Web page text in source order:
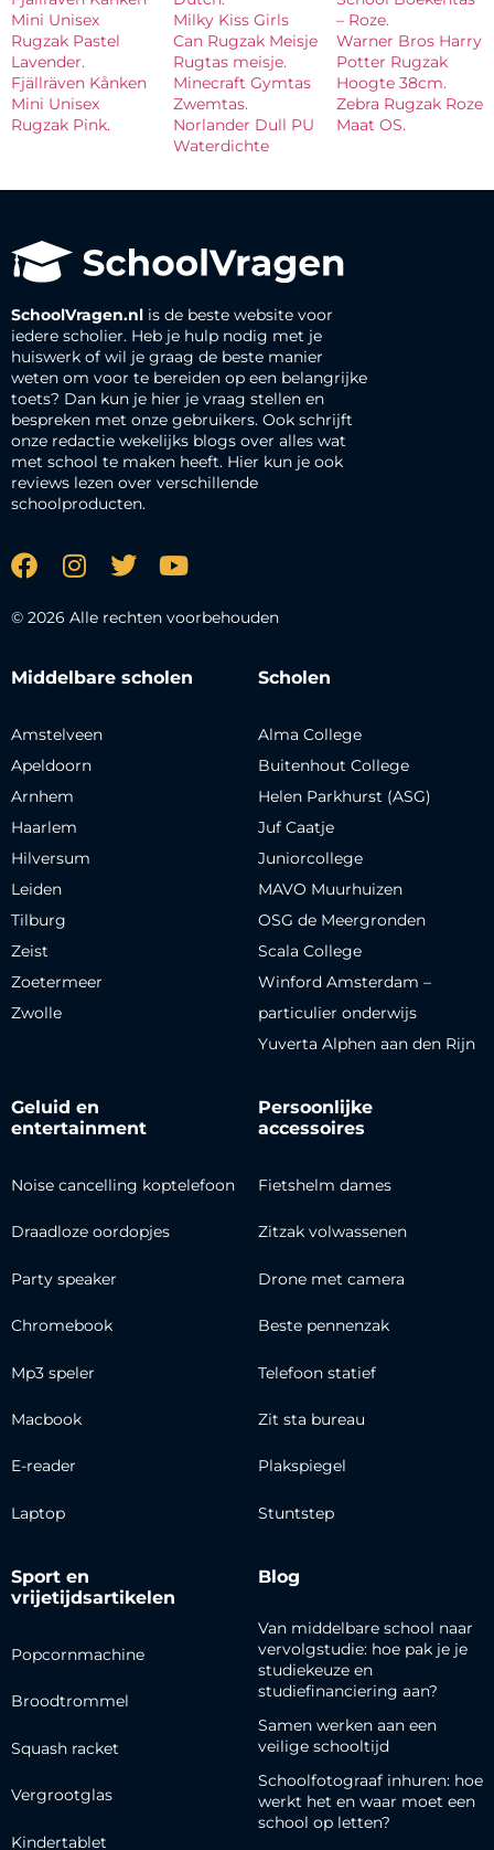
Mini Unisex
Rugzak Pastel
Lavender.
Fjällräven Kånken
Mini Unisex
Rugzak Pink.
Milky Kiss Girls
Can Rugzak Meisje
Rugtas meisje.
Minecraft Gymtas
Zwemtas.
Norlander Dull PU
Waterdichte
– Roze.
Warner Bros Harry
Potter Rugzak
Hoogte 38cm.
Zebra Rugzak Roze
Maat OS.
SchoolVragen.nl is de beste website voor
iedere scholier. Heb je hulp nodig met je
huiswerk of wil je graag de beste manier
weten om voor te bereiden op een belangrijke
toets? Dan kun je hier je vraag stellen en
bespreken met onze gebruikers. Ook schrijft
onze redactie wekelijks blogs over alles wat
met school te maken heeft. Hier kun je ook
reviews lezen over verschillende
schoolproducten.
© 2026 Alle rechten voorbehouden
Middelbare scholen
Amstelveen
Apeldoorn
Arnhem
Haarlem
Hilversum
Leiden
Tilburg
Zeist
Zoetermeer
Zwolle
Scholen
Alma College
Buitenhout College
Helen Parkhurst (ASG)
Juf Caatje
Juniorcollege
MAVO Muurhuizen
OSG de Meergronden
Scala College
Winford Amsterdam –
particulier onderwijs
Yuverta Alphen aan den Rijn
Geluid en
entertainment
Noise cancelling koptelefoon
Draadloze oordopjes
Party speaker
Chromebook
Mp3 speler
Macbook
E-reader
Laptop
Persoonlijke
accessoires
Fietshelm dames
Zitzak volwassenen
Drone met camera
Beste pennenzak
Telefoon statief
Zit sta bureau
Plakspiegel
Stuntstep
Sport en
vrijetijdsartikelen
Popcornmachine
Broodtrommel
Squash racket
Vergrootglas
Kindertablet
Blog
Van middelbare school naar
vervolgstudie: hoe pak je je
studiekeuze en
studiefinanciering aan?
Samen werken aan een
veilige schooltijd
Schoolfotograaf inhuren: hoe
werkt het en waar moet een
school op letten?